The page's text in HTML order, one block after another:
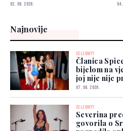
02. 08. 2026.
Najnovije
CELEBRITY
Članica
bijelom na
joj nije nije
07. 08. 2026.
CELEBRITY
Severina
govorila o